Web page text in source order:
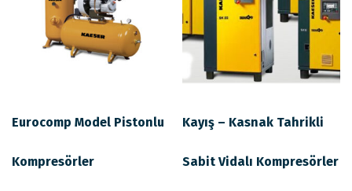
Eurocomp Model Pistonlu
Kompresörler
Kayış – Kasnak Tahrikli
Sabit Vidalı Kompresörler